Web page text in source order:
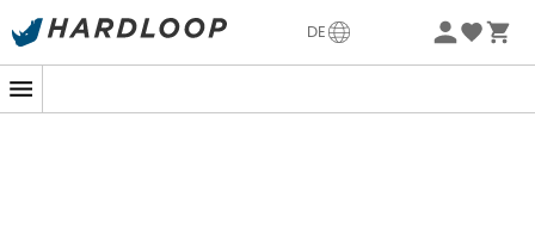
DE
Sommerangebote🔥 -5% EXTRA ab 2 Produkten* Code
Neu